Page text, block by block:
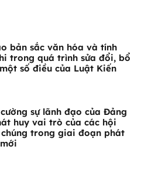
bản sắc văn hóa và tính
trong quá trình sửa đổi, bổ
số điều của Luật Kiến
sự lãnh đạo của Đảng
huy vai trò của các hội
trong giai đoạn phát